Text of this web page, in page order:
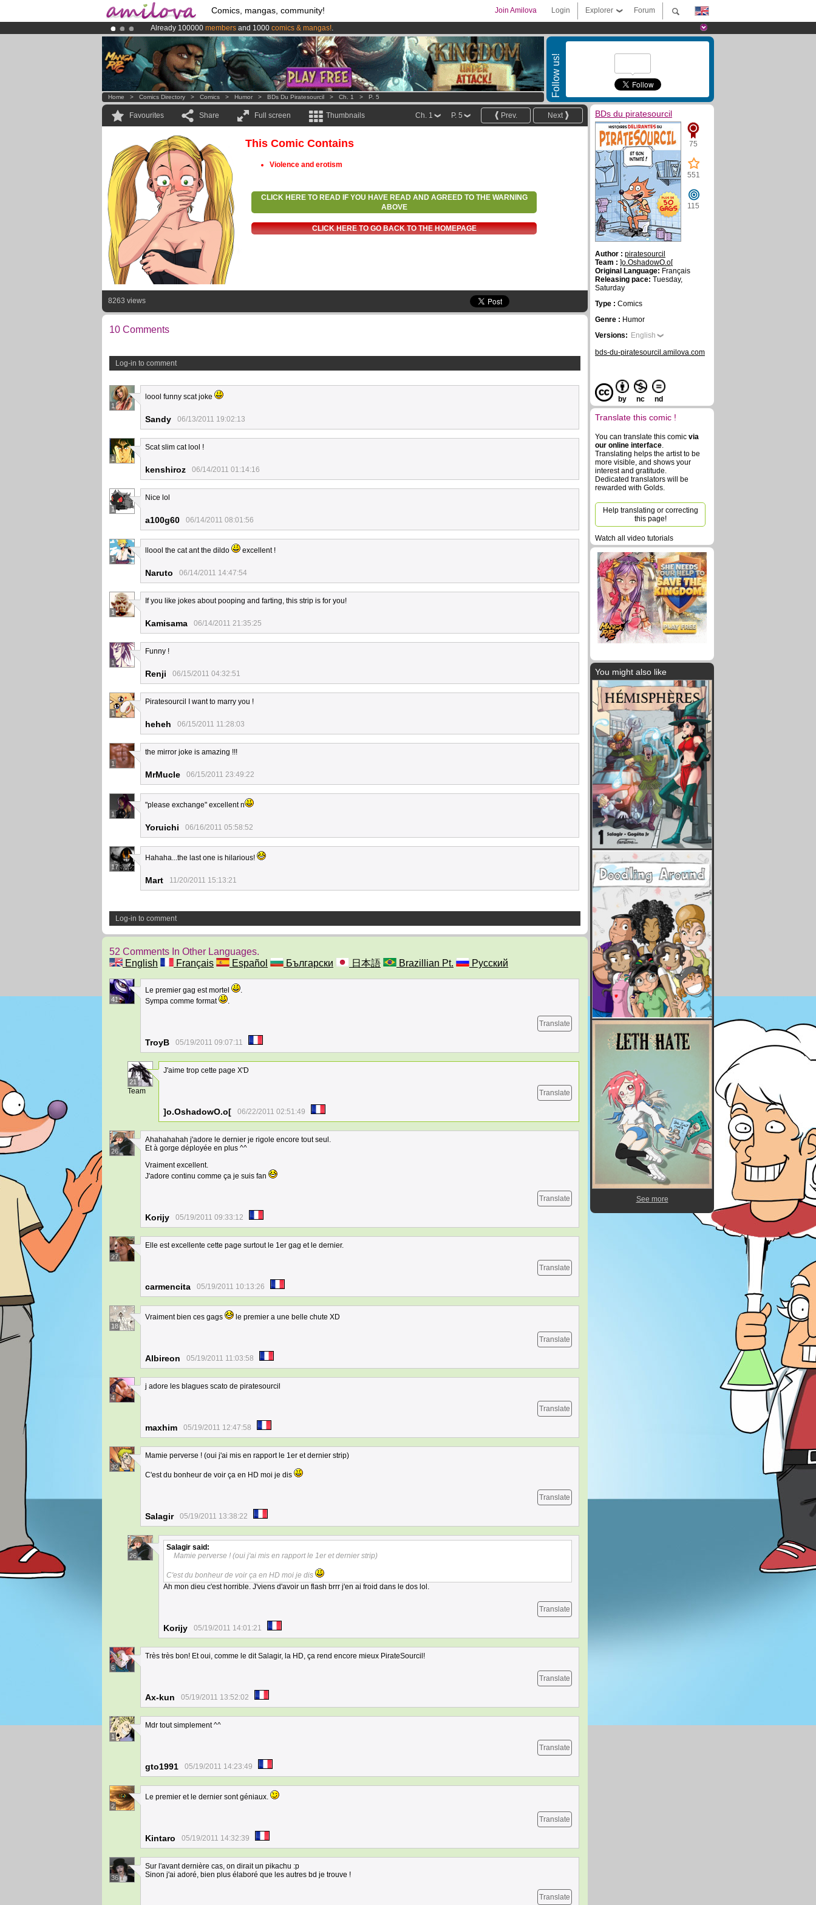
Comics, mangas, community! Forum
Explorer
Login
Join Amilova
Already 100000 members and 1000 comics & mangas!.
AmilovaKickstarter is now LIVE!.
Premium membership from3.95 euros per month !Get membership now
Follow us!
Home > Comics Directory > Comics > Humor > BDs Du Piratesourcil > Ch. 1 > P. 5
Favourites Share Full screen Thumbnails Next
Prev.
P. 5
Ch. 1
This Comic Contains
Violence and erotism
CLICK HERE TO READ IF YOU HAVE READ AND AGREED TO THE WARNING
ABOVE
CLICK HERE TO GO BACK TO THE HOMEPAGE
8263 views
10 Comments
Log-in to comment
1
loool funny scat joke
Sandy 06/13/2011 19:02:13
1
Scat slim cat lool !
kenshiroz 06/14/2011 01:14:16
1
Nice lol
a100g60 06/14/2011 08:01:56
1
lloool the cat ant the dildo excellent !
Naruto 06/14/2011 14:47:54
1
If you like jokes about pooping and farting, this strip is for you!
Kamisama 06/14/2011 21:35:25
1
Funny !
Renji 06/15/2011 04:32:51
1
Piratesourcil I want to marry you !
heheh 06/15/2011 11:28:03
1
the mirror joke is amazing !!!
MrMucle 06/15/2011 23:49:22
1
"please exchange" excellent n
Yoruichi 06/16/2011 05:58:52
17
Hahaha...the last one is hilarious!
Mart 11/20/2011 15:13:21
Log-in to comment
52 Comments In Other Languages.
English
Français Español Български 日本語 Brazillian Pt. Русский
41
Le premier gag est mortel
.
Sympa comme format
.
Translate
TroyB 05/19/2011 09:07:11
21
Team
J'aime trop cette page X'D
Translate
]o.OshadowO.o[ 06/22/2011 02:51:49
26
Ahahahahah j'adore le dernier je rigole encore tout seul.
Et à gorge déployée en plus ^^
Vraiment excellent.
J'adore continu comme ça je suis fan
Translate
Korijy 05/19/2011 09:33:12
27
Elle est excellente cette page surtout le 1er gag et le dernier.
Translate
carmencita 05/19/2011 10:13:26
18
Vraiment bien ces gags le premier a une belle chute XD
Translate
Albireon 05/19/2011 11:03:58
4
j adore les blagues scato de piratesourcil
Translate
maxhim 05/19/2011 12:47:58
32
Mamie perverse ! (oui j'ai mis en rapport le 1er et dernier strip)
C'est du bonheur de voir ça en HD moi je dis
Translate
Salagir 05/19/2011 13:38:22
26
Salagir said:
Mamie perverse ! (oui j'ai mis en rapport le 1er et dernier strip)
C'est du bonheur de voir ça en HD moi je dis
Ah mon dieu c'est horrible. J'viens d'avoir un flash brrr j'en ai froid dans le dos lol.
Translate
Korijy 05/19/2011 14:01:21
6
Très très bon! Et oui, comme le dit Salagir, la HD, ça rend encore mieux PirateSourcil!
Translate
Ax-kun 05/19/2011 13:52:02
1
Mdr tout simplement ^^
Translate
gto1991 05/19/2011 14:23:49
2
Le premier et le dernier sont géniaux.
Translate
Kintaro 05/19/2011 14:32:39
36
Sur l'avant dernière cas, on dirait un pikachu :p
Sinon j'ai adoré, bien plus élaboré que les autres bd je trouve !
Translate
BDs du piratesourcil
75
551
115
Author : piratesourcil
Team : ]o.OshadowO.o[
Original Language: Français
Releasing pace: Tuesday,
Saturday
Type : Comics
Genre : Humor
Versions: English
bds-du-piratesourcil.amilova.com
by nc nd
Translate this comic !
You can translate this comic via
our online interface.
Translating helps the artist to be
more visible, and shows your
interest and gratitude.
Dedicated translators will be
rewarded with Golds.
Help translating or correcting
this page!
Watch all video tutorials
You might also like
See more